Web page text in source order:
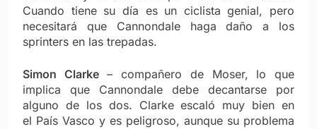
Cuando tiene su día es un ciclista genial, pero
necesitará que Cannondale haga daño a los
sprinters en las trepadas.
Simon Clarke– compañero de Moser, lo que
implica que Cannondale debe decantarse por
alguno de los dos. Clarke escaló muy bien en
el País Vasco y es peligroso, aunque su problema